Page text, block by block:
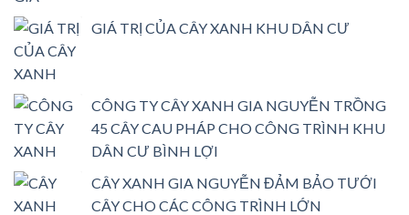
GIÁ TRỊ CỦA CÂY XANH KHU DÂN CƯ
CÔNG TY CÂY XANH GIA NGUYỄN TRỒNG
45 CÂY CAU PHÁP CHO CÔNG TRÌNH KHU
DÂN CƯ BÌNH LỢI
CÂY XANH GIA NGUYỄN ĐẢM BẢO TƯỚI
CÂY CHO CÁC CÔNG TRÌNH LỚN